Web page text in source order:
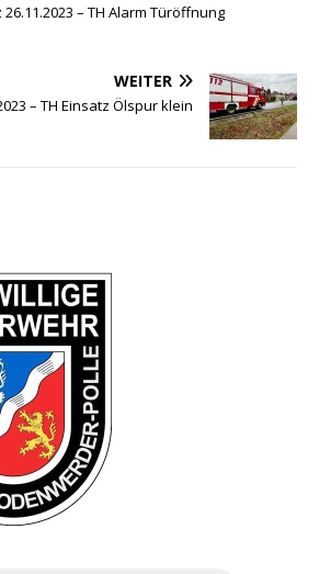
26.11.2023 – TH Alarm Türöffnung
WEITER
– TH Einsatz Ölspur klein